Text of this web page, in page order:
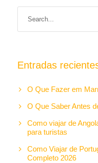
Entradas
O Que Fazer em
O Que Saber Antes
Como viajar de
para turistas
Como Viajar de
Completo 2026